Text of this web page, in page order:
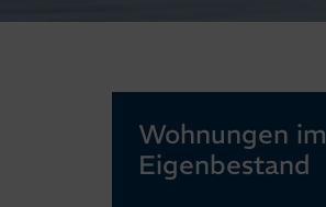
Wohnungen im
Eigen­bestand